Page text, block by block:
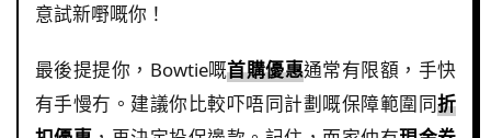
意試新嘢嘅你！
最後提提你，Bowtie嘅首購優惠通常有限額，手快
有手慢冇。建議你比較吓唔同計劃嘅保障範圍同折